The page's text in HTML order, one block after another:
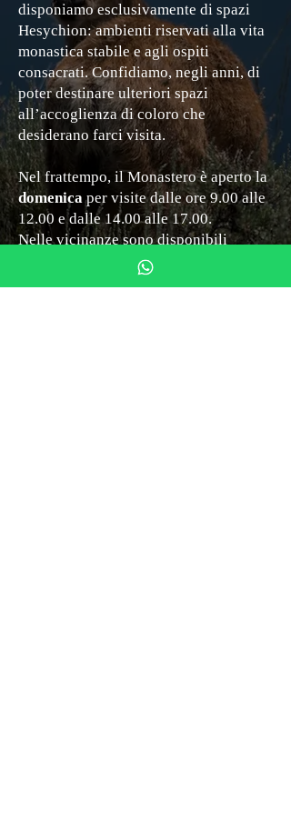
disponiamo esclusivamente di spazi
Hesychion: ambienti riservati alla vita
monastica stabile e agli ospiti
consacrati.Confidiamo, negli anni, di
poter destinare ulteriori spazi
all’accoglienza di coloro che
desiderano farci visita.
Nel frattempo, il Monastero è aperto la
domenicaper visite dalle ore 9.00 alle
12.00 e dalle 14.00 alle 17.00.
Nelle vicinanze sono disponibili
diverse strutture ricettive per il
soggiorno e ospitalità a pranzo.